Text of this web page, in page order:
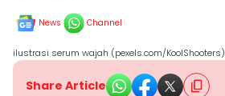
News Channel
ilustrasi serum wajah (pexels.com/KoolShooters)
Share Article